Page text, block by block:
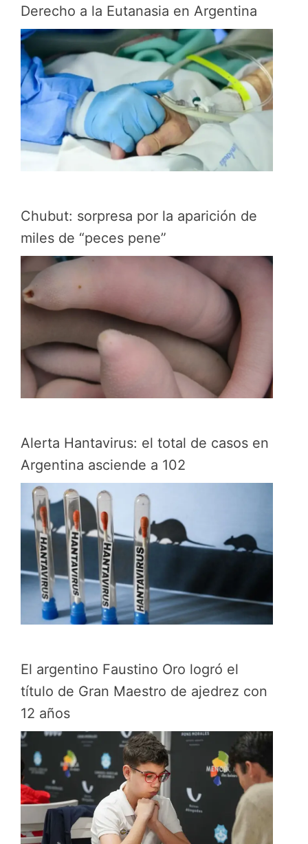
Derecho a la Eutanasia en Argentina
Chubut: sorpresa por la aparición de
miles de “peces pene”
Alerta Hantavirus: el total de casos en
Argentina asciende a 102
El argentino Faustino Oro logró el
título de Gran Maestro de ajedrez con
12 años